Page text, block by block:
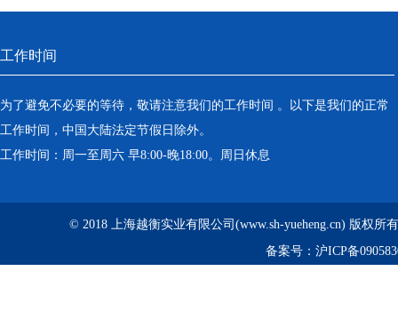
工作时间
为了避免不必要的等待，敬请注意我们的工作时间 。以下是我们的正常
工作时间，中国大陆法定节假日除外。
工作时间：周一至周六 早8:00-晚18:00。周日休息
© 2018 上海越衡实业有限公司(www.sh-yueheng.cn) 版权所
备案号： 沪ICP备